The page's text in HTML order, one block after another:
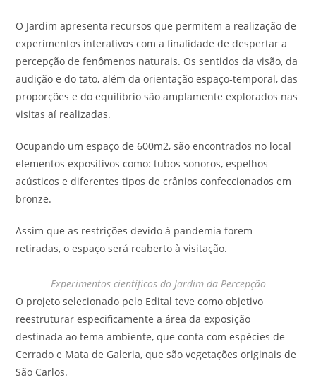
O Jardim apresenta recursos que permitem a realização de
experimentos interativos com a finalidade de despertar a
percepção de fenômenos naturais. Os sentidos da visão, da
audição e do tato, além da orientação espaço-temporal, das
proporções e do equilíbrio são amplamente explorados nas
visitas aí realizadas.
Ocupando um espaço de 600m2, são encontrados no local
elementos expositivos como: tubos sonoros, espelhos
acústicos e diferentes tipos de crânios confeccionados em
bronze.
Assim que as restrições devido à pandemia forem
retiradas, o espaço será reaberto à visitação.
Experimentos científicos do Jardim da Percepção
O projeto selecionado pelo Edital teve como objetivo
reestruturar especificamente a área da exposição
destinada ao tema ambiente, que conta com espécies de
Cerrado e Mata de Galeria, que são vegetações originais de
São Carlos.